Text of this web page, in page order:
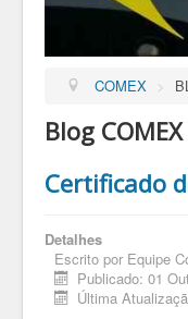
COMEX >
Blog COMEX
Certificado
Detalhes
Escrito por Equipe
Publicado: 01
Última